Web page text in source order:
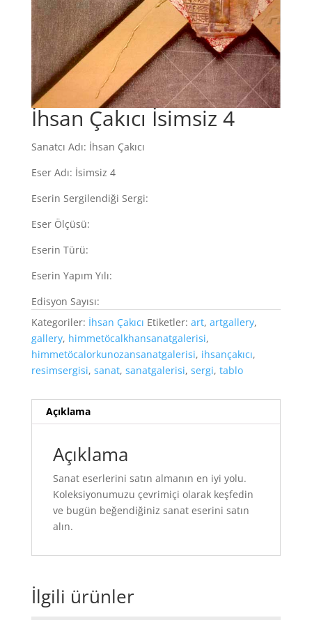
İhsan Çakıcı İsimsiz 4
Sanatcı Adı: İhsan Çakıcı
Eser Adı: İsimsiz 4
Eserin Sergilendiği Sergi:
Eser Ölçüsü:
Eserin Türü:
Eserin Yapım Yılı:
Edisyon Sayısı:
Kategoriler: İhsan Çakıcı Etiketler: art, artgallery,
gallery, himmetöcalkhansanatgalerisi,
himmetöcalorkunozansanatgalerisi, ihsançakıcı,
resimsergisi, sanat, sanatgalerisi, sergi, tablo
Açıklama
Açıklama
Sanat eserlerini satın almanın en iyi yolu.
Koleksiyonumuzu çevrimiçi olarak keşfedin
ve bugün beğendiğiniz sanat eserini satın
alın.
İlgili ürünler